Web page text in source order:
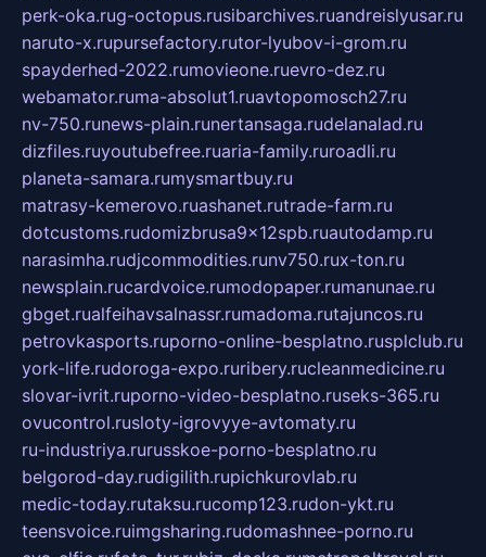
perk-oka.rug-octopus.rusibarchives.ruandreislyusar.ru
naruto-x.rupursefactory.rutor-lyubov-i-grom.ru
spayderhed-2022.rumovieone.ruevro-dez.ru
webamator.ruma-absolut1.ruavtopomosch27.ru
nv-750.runews-plain.runertansaga.rudelanalad.ru
dizfiles.ruyoutubefree.ruaria-family.ruroadli.ru
planeta-samara.rumysmartbuy.ru
matrasy-kemerovo.ruashanet.rutrade-farm.ru
dotcustoms.rudomizbrusa9x12spb.ruautodamp.ru
narasimha.rudjcommodities.runv750.rux-ton.ru
newsplain.rucardvoice.rumodopaper.rumanunae.ru
gbget.rualfeihavsalnassr.rumadoma.rutajuncos.ru
petrovkasports.ruporno-online-besplatno.rusplclub.ru
york-life.rudoroga-expo.ruribery.rucleanmedicine.ru
slovar-ivrit.ruporno-video-besplatno.ruseks-365.ru
ovucontrol.rusloty-igrovyye-avtomaty.ru
ru-industriya.rurusskoe-porno-besplatno.ru
belgorod-day.rudigilith.rupichkurovlab.ru
medic-today.rutaksu.rucomp123.rudon-ykt.ru
teensvoice.ruimgsharing.rudomashnee-porno.ru